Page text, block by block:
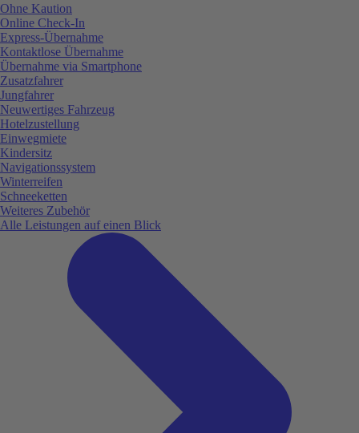
Ohne Kaution
Online Check-In
Express-Übernahme
Kontaktlose Übernahme
Übernahme via Smartphone
Zusatzfahrer
Jungfahrer
Neuwertiges Fahrzeug
Hotelzustellung
Einwegmiete
Kindersitz
Navigationssystem
Winterreifen
Schneeketten
Weiteres Zubehör
Alle Leistungen auf einen Blick